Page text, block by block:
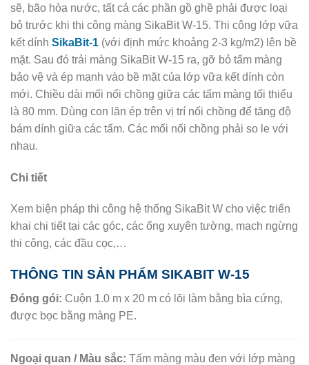
sẽ, bão hòa nước, tất cả các phần gồ ghề phải được loại
bỏ trước khi thi công màng SikaBit W-15. Thi công lớp vữa
kết dính SikaBit-1 (với định mức khoảng 2-3 kg/m2) lên bề
mặt. Sau đó trải màng SikaBit W-15 ra, gỡ bỏ tấm màng
bảo vệ và ép mạnh vào bề mặt của lớp vữa kết dính còn
mới. Chiều dài mối nối chồng giữa các tấm màng tối thiểu
là 80 mm. Dùng con lăn ép trên vị trí nối chồng để tăng độ
bám dính giữa các tấm. Các mối nối chồng phải so le với
nhau.
Chi tiết
Xem biện pháp thi công hệ thống SikaBit W cho việc triển
khai chi tiết tại các góc, các ống xuyên tường, mạch ngừng
thi công, các đầu cọc,…
THÔNG TIN SẢN PHẨM SIKABIT W-15
Đóng gói: Cuộn 1.0 m x 20 m có lõi làm bằng bìa cứng,
được bọc bằng màng PE.
Ngoại quan / Màu sắc: Tấm màng màu đen với lớp màng